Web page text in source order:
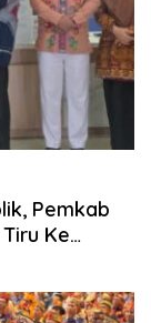
Pemkab
Ke